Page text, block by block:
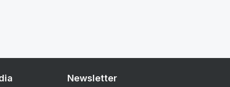
Newsletter